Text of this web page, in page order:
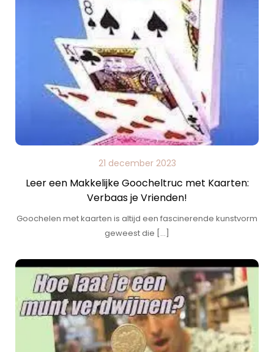
21 december 2023
Leer een Makkelijke Goocheltruc met Kaarten:
Verbaas je Vrienden!
Goochelen met kaarten is altijd een fascinerende kunstvorm
geweest die […]